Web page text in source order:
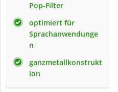
Pop-Filter
optimiert für
Sprachanwendunge
n
ganzmetallkonstrukt
ion